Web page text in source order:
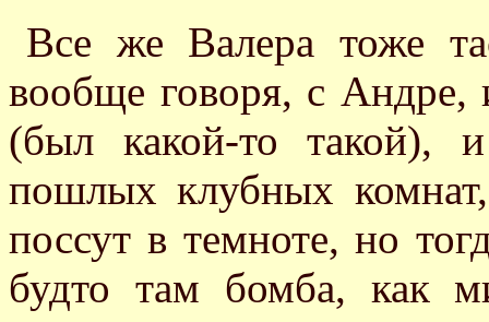
Все же Валера тоже
вообще говоря, с Андре,
(был какой-то такой),
пошлых клубных
поссут в темноте, но
будто там бомба, как